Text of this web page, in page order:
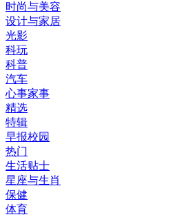
时尚与美容
设计与家居
光影
科玩
科普
汽车
心事家事
精选
特辑
早报校园
热门
生活贴士
星座与生肖
保健
体育